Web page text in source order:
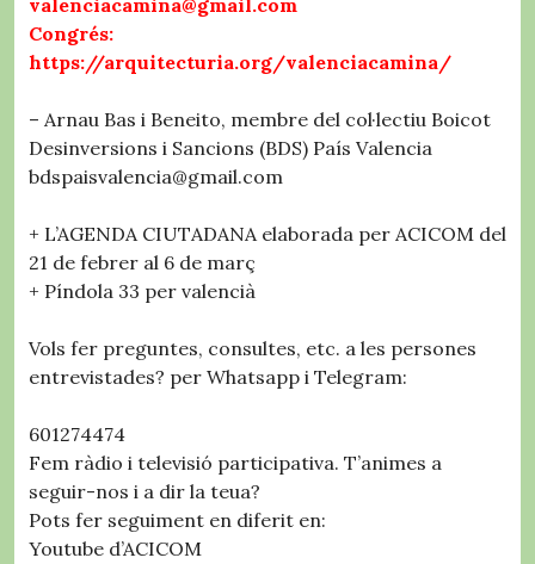
valenciacamina@gmail.com
Congrés:
https://arquitecturia.org/valenciacamina/
– Arnau Bas i Beneito, membre del col·lectiu Boicot
Desinversions i Sancions (BDS) País Valencia
bdspaisvalencia@gmail.com
+ L’AGENDA CIUTADANA elaborada per ACICOM del
21 de febrer al 6 de març
+ Píndola 33 per valencià
Vols fer preguntes, consultes, etc. a les persones
entrevistades? per Whatsapp i Telegram:
601274474
Fem ràdio i televisió participativa. T’animes a
seguir-nos i a dir la teua?
Pots fer seguiment en diferit en:
Youtube d’ACICOM